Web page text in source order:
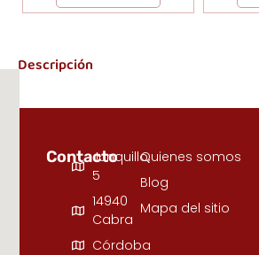
Descripción
ContactoJunquillo,
5
14940
Cabra
Córdoba
Quienes somos
Blog
Mapa del sitio